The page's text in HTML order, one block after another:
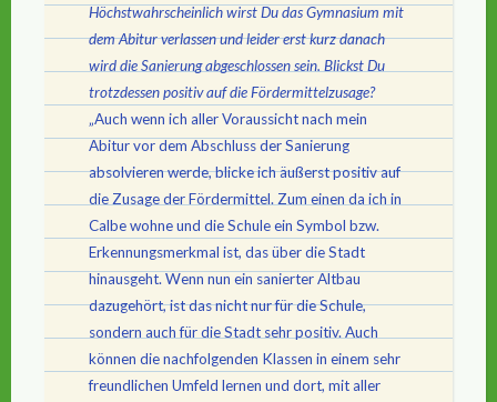
Höchstwahrscheinlich wirst Du das Gymnasium mit
dem Abitur verlassen und leider erst kurz danach
wird die Sanierung abgeschlossen sein. Blickst Du
trotzdessen positiv auf die Fördermittelzusage?
„Auch wenn ich aller Voraussicht nach mein
Abitur vor dem Abschluss der Sanierung
absolvieren werde, blicke ich äußerst positiv auf
die Zusage der Fördermittel. Zum einen da ich in
Calbe wohne und die Schule ein Symbol bzw.
Erkennungsmerkmal ist, das über die Stadt
hinausgeht. Wenn nun ein sanierter Altbau
dazugehört, ist das nicht nur für die Schule,
sondern auch für die Stadt sehr positiv. Auch
können die nachfolgenden Klassen in einem sehr
freundlichen Umfeld lernen und dort, mit aller